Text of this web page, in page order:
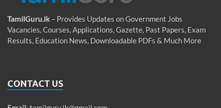
TamilGuru.lk – Provides Updates on Government Jobs
Vacancies, Courses, Applications, Gazette, Past Papers, Exam
Results, Education News, Downloadable PDFs & Much More
CONTACT US